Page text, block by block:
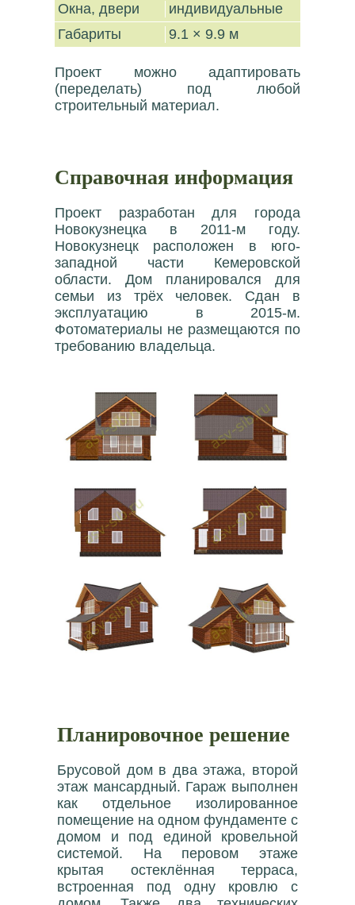
Окна, двери
индивидуальные
Габариты
9.1 × 9.9 м
Проект можно адаптировать
(переделать) под любой
строительный материал.
Справочная информация
Проект разработан для города
Новокузнецка в 2011-м году.
Новокузнецк расположен в юго-
западной части Кемеровской
области. Дом планировался для
семьи из трёх человек. Сдан в
эксплуатацию в 2015-м.
Фотоматериалы не размещаются по
требованию владельца.
Планировочное решение
Брусовой дом в два этажа, второй
этаж мансардный. Гараж выполнен
как отдельное изолированное
помещение на одном фундаменте с
домом и под единой кровельной
системой. На перовом этаже
крытая остеклённая терраса,
встроенная под одну кровлю с